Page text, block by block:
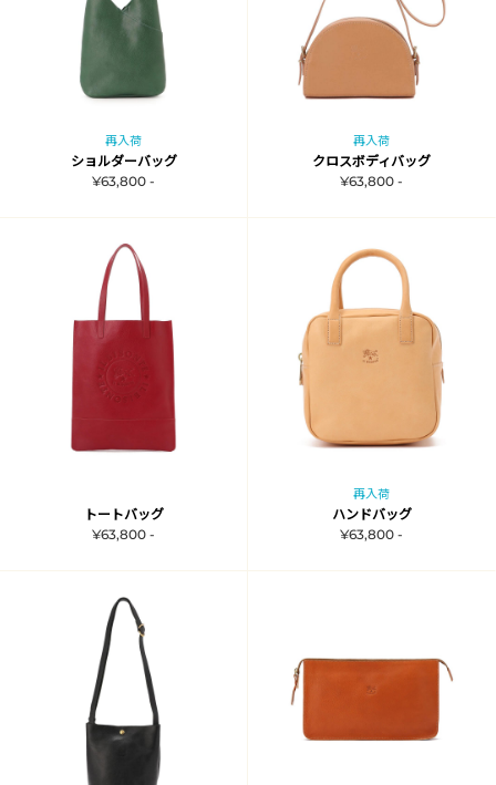
再入荷
ショルダーバッグ
¥63,800 -
再入荷
クロスボディバッグ
¥63,800 -
トートバッグ
¥63,800 -
再入荷
ハンドバッグ
¥63,800 -